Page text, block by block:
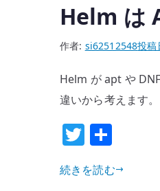
Helm は
作者: si62512548投稿
Helm が apt や
違いから考えます。
T
w
it
続きを読む